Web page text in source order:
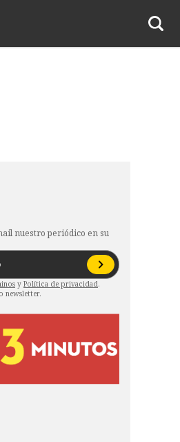
nuestro periódico en su
y Política de privacidad.
newsletter.